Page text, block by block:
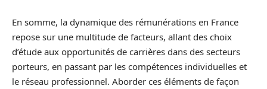
En somme, la dynamique des rémunérations en France
repose sur une multitude de facteurs, allant des choix
d’étude aux opportunités de carrières dans des secteurs
porteurs, en passant par les compétences individuelles et
le réseau professionnel. Aborder ces éléments de façon